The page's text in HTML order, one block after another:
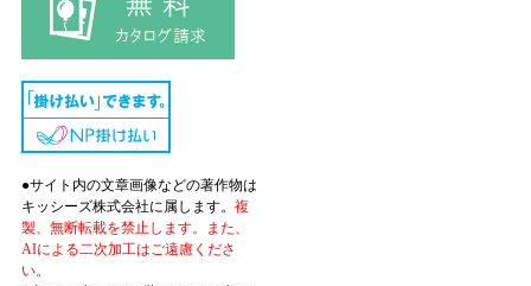
●サイト内の文章画像などの著作物は
キッシーズ株式会社に属します。 複
製、無断転載を禁止します。また、
AIによる二次加工はご遠慮くださ
い。